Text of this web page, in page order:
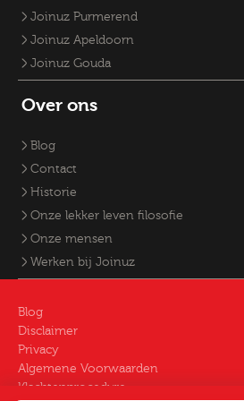
Joinuz Purmerend
Joinuz Apeldoorn
Joinuz Gouda
Over ons
Blog
Contact
Historie
Onze lekker leven filosofie
Onze mensen
Werken bij Joinuz
Blog
Disclaimer
Privacy
Algemene Voorwaarden
Klachtenprocedure